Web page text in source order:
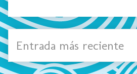
Entrada más reciente